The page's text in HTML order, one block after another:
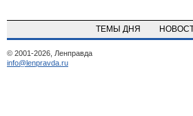
ТЕМЫ ДНЯ
© 2001-2026, Ленправда
info@lenpravda.ru